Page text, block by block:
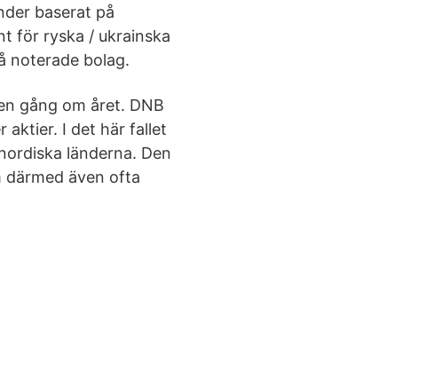
baserat på
för ryska / ukrainska
noterade bolag.
gång om året. DNB
aktier. I det här fallet
länderna. Den
därmed även ofta